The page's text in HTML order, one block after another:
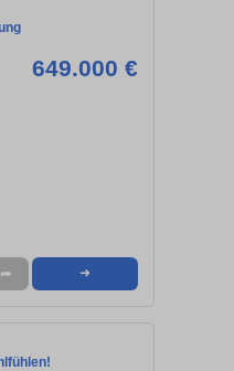
649.000 €
➦ ➜